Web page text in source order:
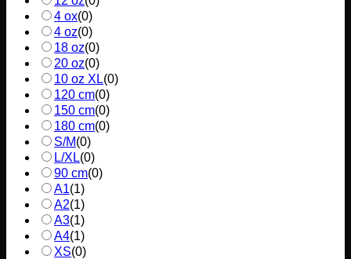
4 ox(0)
4 oz(0)
18 oz(0)
20 oz(0)
10 oz XL(0)
120 cm(0)
150 cm(0)
180 cm(0)
S/M(0)
L/XL(0)
90 cm(0)
A1(1)
A2(1)
A3(1)
A4(1)
XS(0)